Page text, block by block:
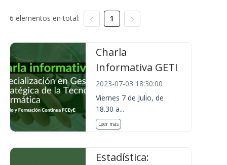
6 elementos en total: 1
Charla
Informativa GETI
2023-07-03 18:30:00
Viernes 7 de Julio, de
18.30 a...
Leer más
Estadística: